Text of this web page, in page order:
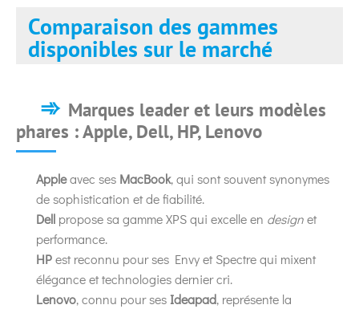
Comparaison des gammes
disponibles sur le marché
Marques leader et leurs modèles
phares : Apple, Dell, HP, Lenovo
Appleavec ses MacBook, qui sont souvent synonymes
de sophistication et de fiabilité.
Dell propose sa gamme XPS qui excelle en designet
performance.
HPest reconnu pour ses Envy et Spectre qui mixent
élégance et technologies dernier cri.
Lenovo, connu pour ses Ideapad, représente la